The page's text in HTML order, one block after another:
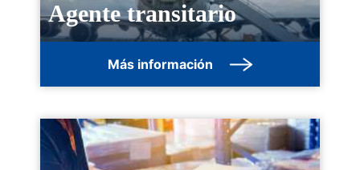
Agente transitario
Más información